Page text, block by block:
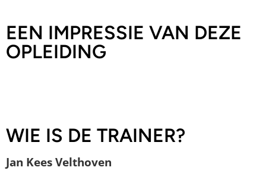
EEN IMPRESSIE VAN DEZE
OPLEIDING
WIE IS DE TRAINER?
Jan Kees Velthoven